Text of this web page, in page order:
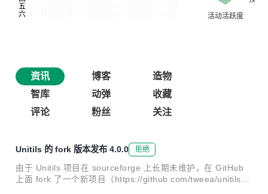
资讯 博客
造物
智库
动弹
收藏
评论
粉丝 关注
Unitils 的 fork 版本发布 4.0.0 拒绝
由于 Unitils 项目在 sourceforge 上长期未维护，在 GitHub
上面 fork 了一个新项目（https://github.com/tweea/unitils）